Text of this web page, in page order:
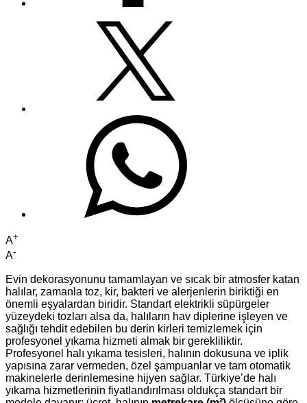
A+
A-
Evin dekorasyonunu tamamlayan ve sıcak bir atmosfer katan
halılar, zamanla toz, kir, bakteri ve alerjenlerin biriktiği en
önemli eşyalardan biridir. Standart elektrikli süpürgeler
yüzeydeki tozları alsa da, halıların hav diplerine işleyen ve
sağlığı tehdit edebilen bu derin kirleri temizlemek için
profesyonel yıkama hizmeti almak bir gerekliliktir.
Profesyonel halı yıkama tesisleri, halının dokusuna ve iplik
yapısına zarar vermeden, özel şampuanlar ve tam otomatik
makinelerle derinlemesine hijyen sağlar. Türkiye’de halı
yıkama hizmetlerinin fiyatlandırılması oldukça standart bir